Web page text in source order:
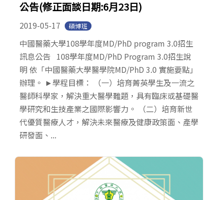
公告(修正面談日期:6月23日)
2019-05-17 碩博班
中國醫藥大學108學年度MD/PhD program 3.0招生
訊息公告 108學年度MD/PhD Program 3.0招生說
明 依「中國醫藥大學醫學院MD/PhD 3.0 實施要點」
辦理。 ►學程目標： （一）培育菁英學生及一流之
醫師科學家，解決重大醫學難題，具有臨床或基礎醫
學研究和生技產業之國際影響力。 （二）培育新世
代優質醫療人才，解決未來醫療及健康政策面、產學
研發面、...